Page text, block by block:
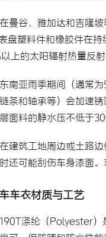
曼谷、雅加达和吉隆
塑料件和橡胶件在持
上的太阳辐射热量反
南亚雨季期间（通常
条和轴承等）会加速
面料的静水压不低于
建筑工地周边或土路
还可能刮伤车身漆面
车衣材质与工艺
涤纶（Polyester）